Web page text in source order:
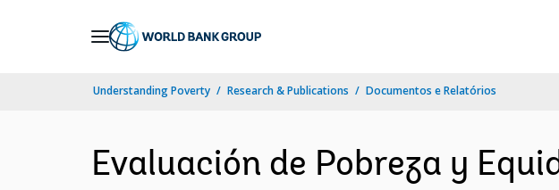
Understanding Poverty Research & Publications Documentos e Relatórios
Evaluación de Pobreza y